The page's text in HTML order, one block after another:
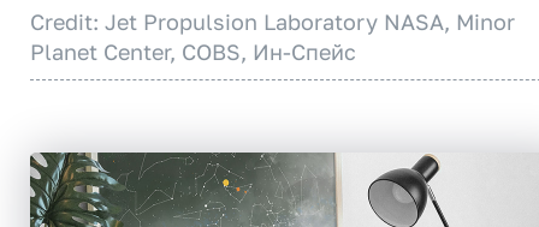
Credit: Jet Propulsion Laboratory NASA, Minor
Planet Center, COBS, Ин-Спейс